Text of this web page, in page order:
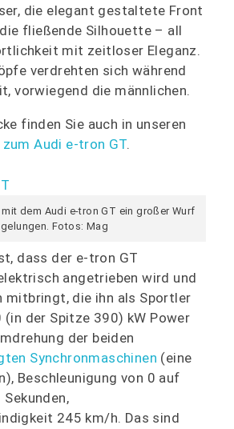
die elegant gestaltete Front
fließende Silhouette – all
mit zeitloser Eleganz.
verdrehten sich während
vorwiegend die männlichen.
finden Sie auch in unseren
Audi e-tron GT.
dem Audi e-tron GT ein großer Wurf
gelungen. Fotos: Mag
dass der e-tron GT
angetrieben wird und
mitbringt, die ihn als Sportler
(in der Spitze 390) kW Power
der beiden
Synchronmaschinen (eine
Beschleunigung von 0 auf
245 km/h. Das sind